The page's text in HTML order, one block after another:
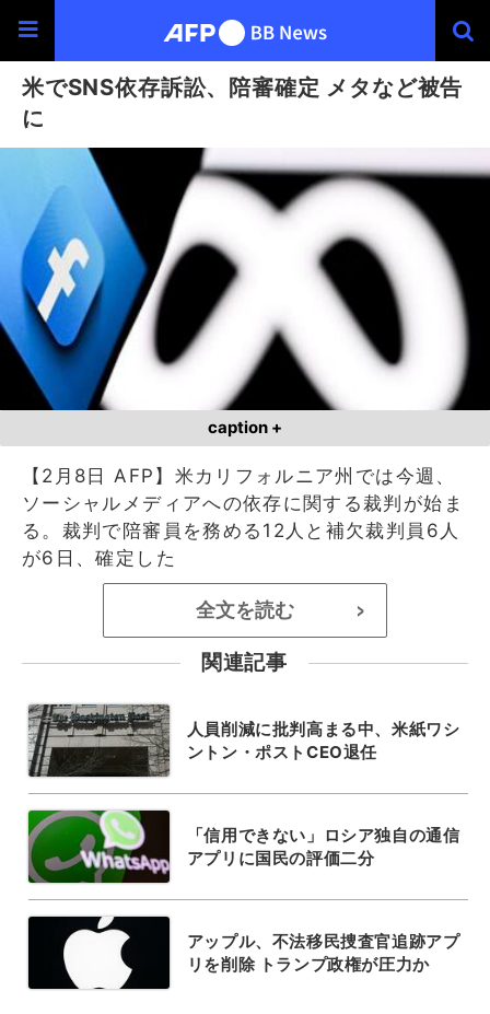
米でSNS依存訴訟、陪審確定 メタなど被告
に
caption +
【2月8日 AFP】米カリフォルニア州では今週、
ソーシャルメディアへの依存に関する裁判が始ま
る。裁判で陪審員を務める12人と補欠裁判員6人
が6日、確定した
全文を読む >
関連記事
人員削減に批判高まる中、米紙ワシ
ントン・ポストCEO退任
「信用できない」ロシア独自の通信
アプリに国民の評価二分
アップル、不法移民捜査官追跡アプ
リを削除 トランプ政権が圧力か